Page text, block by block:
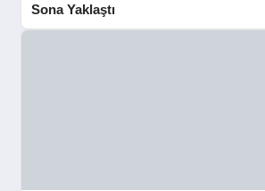
Sona Yaklaştı